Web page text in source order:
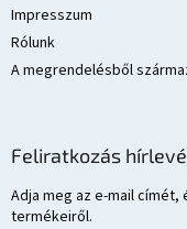
Impresszum
Rólunk
A megrendelésből
Feliratkozás
Adja meg az e-mail
termékeiről.